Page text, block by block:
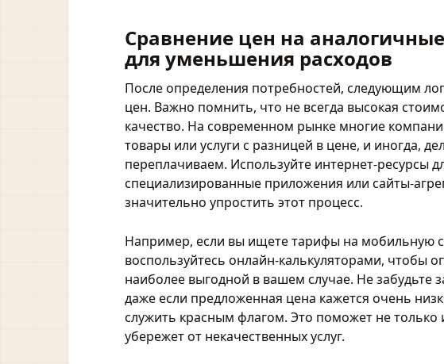
Сравнение цен на
для уменьшения расходов
После определения потребностей, следующим
цен. Важно помнить, что не всегда высокая
качество. На современном рынке многие
товары или услуги с разницей в цене, и иногда,
переплачиваем. Используйте интернет-ресурсы
специализированные приложения или сайты-
значительно упростить этот процесс.
Например, если вы ищете тарифы на мобильную
воспользуйтесь онлайн-калькуляторами, чтобы
наиболее выгодной в вашем случае. Не забудьте
даже если предложенная цена кажется очень
служить красным флагом. Это поможет не только
убережет от некачественных услуг.